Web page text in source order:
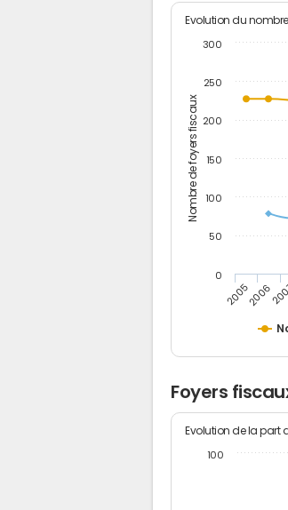
Nombre de foyers fiscaux
Evolution du
20052006
0
50
100
150
200
250
300
Foyers
Evolution de la part
100